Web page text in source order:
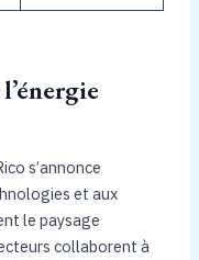
s’annonce
et aux
le paysage
collaborent à